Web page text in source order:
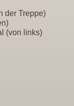
der Treppe)
(von links)